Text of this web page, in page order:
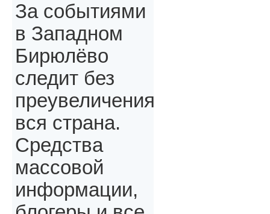
За событиями
в Западном
Бирюлёво
следит без
преувеличения
вся страна.
Средства
массовой
информации,